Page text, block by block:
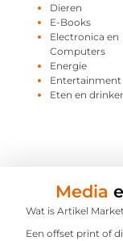
Dieren
E-Books
Electronica en
Computers
Energie
Entertainment
Eten en
Media
Wat is Artikel
Een offset print of